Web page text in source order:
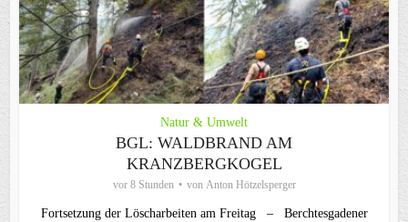
Natur & Umwelt
BGL: WALDBRAND AM
KRANZBERGKOGEL
vor 8 Stunden von Anton Hötzelsperger
Fortsetzung der Löscharbeiten am Freitag – Berchtesgadener